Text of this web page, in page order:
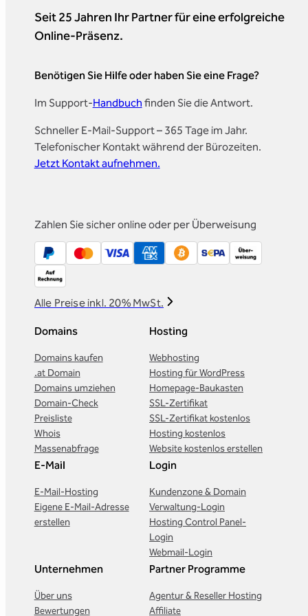
Seit 25 Jahren Ihr Partner für eine erfolgreiche
Online-Präsenz.
Benötigen Sie Hilfe oder haben Sie eine Frage?
Im Support-Handbuch finden Sie die Antwort.
Schneller E-Mail-Support – 365 Tage im Jahr.
Telefonischer Kontakt während der Bürozeiten.
Jetzt Kontakt aufnehmen.
Zahlen Sie sicher online oder per Überweisung
Alle Preise inkl. 20% MwSt.
Domains
Domains kaufen
.at Domain
Domains umziehen
Domain-Check
Preisliste
Whois
Massenabfrage
Hosting
Webhosting
Hosting für WordPress
Homepage-Baukasten
SSL-Zertifikat
SSL-Zertifikat kostenlos
Hosting kostenlos
Website kostenlos erstellen
E-Mail
E-Mail-Hosting
Eigene E-Mail-Adresse
erstellen
Login
Kundenzone & Domain
Verwaltung-Login
Hosting Control Panel-
Login
Webmail-Login
Unternehmen
Über uns
Bewertungen
Partner Programme
Agentur & Reseller Hosting
Affiliate